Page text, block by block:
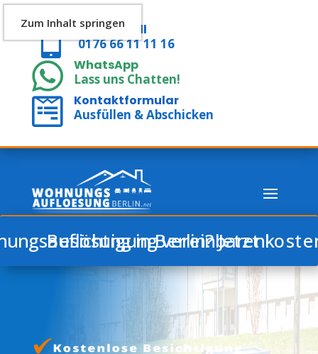
Zum Inhalt springen

Click & Call
0176 66 11 11 16

WhatsApp
Lass uns Chatten!

Kontaktformular
Ausfüllen & Abschicken
Wohnungsauflösung in Berlin? Jetzt kostenlose Besichtigung vereinbaren!